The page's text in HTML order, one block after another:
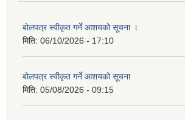
बोलपत्र स्वीकृत गर्ने आशयको सूचना ।
मिति: 06/10/2026 - 17:10
बोलपत्र स्वीकृत गर्ने आशयको सूचना
मिति: 05/08/2026 - 09:15